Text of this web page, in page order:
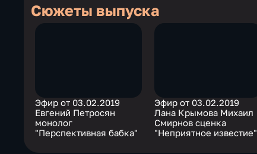
Сюжеты выпуска
Эфир от 03.02.2019
Евгений Петросян
монолог
"Перспективная бабка"
Эфир от 03.02.2019
Лана Крымова Михаил
Смирнов сценка
"Неприятное известие"